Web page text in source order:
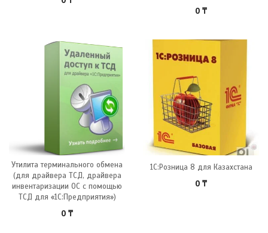
0 ₸
Утилита терминального обмена
(для драйвера ТСД, драйвера
инвентаризации ОС с помощью
ТСД для «1С:Предприятия»)
0 ₸
1С:Розница 8 для Казахстана
0 ₸